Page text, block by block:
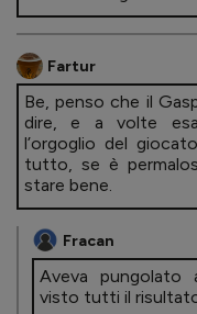
Fartur
Be, penso che il
dire, e a volte
l’orgoglio del
tutto, se è
stare bene.
Fracan
Aveva pungolato
visto tutti il